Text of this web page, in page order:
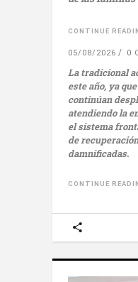
CONTINUE
05/08/2026 0
La tradicional
este año, ya
continúan
atendiendo la
el sistema
de
damnificadas.
CONTINUE